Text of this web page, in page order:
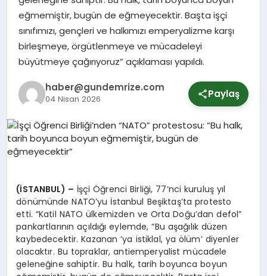
eğmemiştir, bugün de eğmeyecektir. Başta işçi
sınıfımızı, gençleri ve halkımızı emperyalizme karşı
birleşmeye, örgütlenmeye ve mücadeleyi
büyütmeye çağırıyoruz” açıklaması yapıldı.
haber@gundemrize.com
04 Nisan 2026 Paylaş
(İSTANBUL) – İşçi Öğrenci Birliği, 77’nci kuruluş yıl
dönümünde NATO’yu İstanbul Beşiktaş’ta protesto
etti. “Katil NATO ülkemizden ve Orta Doğu’dan defol”
pankartlarının açıldığı eylemde, “Bu aşağılık düzen
kaybedecektir. Kazanan ‘ya istiklal, ya ölüm’ diyenler
olacaktır. Bu topraklar, antiemperyalist mücadele
geleneğine sahiptir. Bu halk, tarih boyunca boyun